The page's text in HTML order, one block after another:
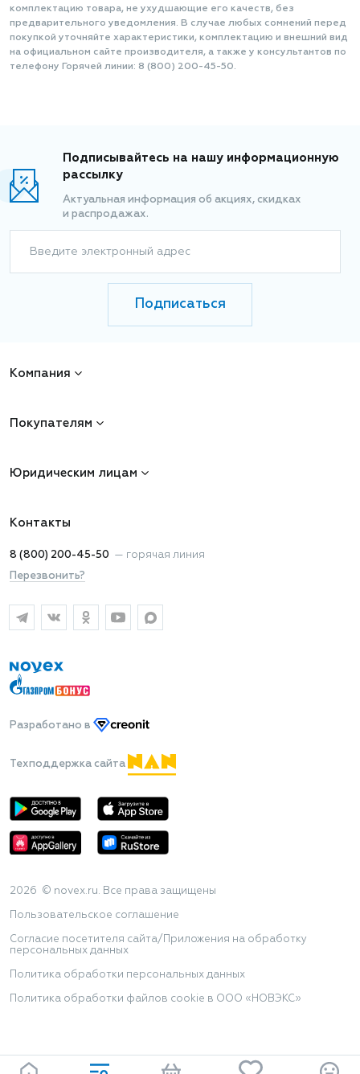
комплектацию товара, не ухудшающие его качеств, без
предварительного уведомления. В случае любых сомнений перед
покупкой уточняйте характеристики, комплектацию и внешний вид
на официальном сайте производителя, а также у консультантов по
телефону Горячей линии: 8 (800) 200-45-50.
Подписывайтесь на нашу информационную
рассылку
Актуальная информация об акциях, скидках
и распродажах.
Введите электронный адрес
Подписаться
Компания
Покупателям
Юридическим лицам
Контакты
8 (800) 200-45-50 — горячая линия
Перезвонить?
Разработано в
Техподдержка сайта
2026 © novex.ru. Все права защищены
Пользовательское соглашение
Согласие посетителя сайта/Приложения на обработку
персональных данных
Политика обработки персональных данных
Политика обработки файлов cookie в ООО «НОВЭКС»